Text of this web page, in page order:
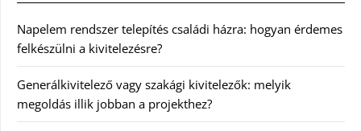
Napelem rendszer telepítés családi házra: hogyan érdemes
felkészülni a kivitelezésre?
Generálkivitelező vagy szakági kivitelezők: melyik
megoldás illik jobban a projekthez?